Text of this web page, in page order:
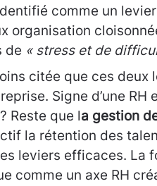
comme un
organisation
de « stress et de
citée que ces deux
Signe d’une RH
Reste que la gestion
la rétention des
leviers efficaces. La
comme un axe RH